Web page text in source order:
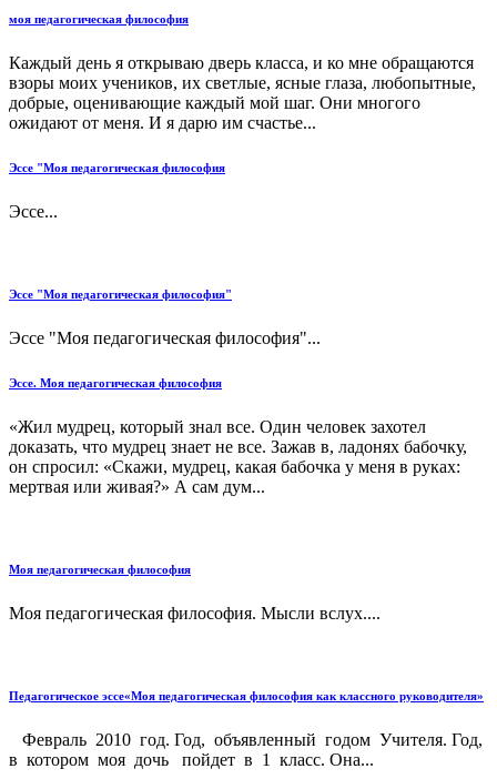
моя педагогическая философия
Каждый день я открываю дверь класса, и ко мне обращаются
взоры моих учеников, их светлые, ясные глаза, любопытные,
добрые, оценивающие каждый мой шаг. Они многого
ожидают от меня. И я дарю им счастье...
Эссе "Моя педагогическая философия
Эссе...
Эссе "Моя педагогическая философия"
Эссе "Моя педагогическая философия"...
Эссе. Моя педагогическая философия
«Жил мудрец, который знал все. Один человек захотел
доказать, что мудрец знает не все. Зажав в, ладонях бабочку,
он спросил: «Скажи, мудрец, какая бабочка у меня в руках:
мертвая или живая?» А сам дум...
Моя педагогическая философия
Моя педагогическая философия. Мысли вслух....
Педагогическое эссе«Моя педагогическая философия как классного руководителя»
Февраль 2010 год. Год, объявленный годом Учителя. Год,
в котором моя дочь пойдет в 1 класс. Она...